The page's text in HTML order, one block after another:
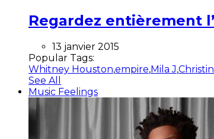
Regardez entièrement
13 janvier 2015
Popular Tags:
Whitney Houston,empire,Mila J,
See All
Music Feelings